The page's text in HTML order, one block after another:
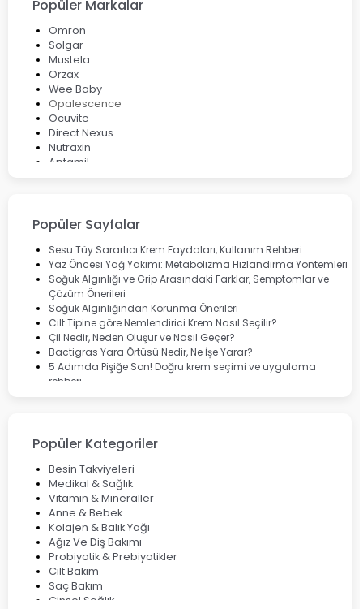
Popüler Markalar
Omron
Solgar
Mustela
Orzax
Wee Baby
Opalescence
Ocuvite
Direct Nexus
Nutraxin
Aptamil
Lansinoh
Cebrolux
Dermoskin
Marvis
Rcfarma
Popüler Sayfalar
Sesu Tüy Sarartıcı Krem Faydaları, Kullanım Rehberi
Yaz Öncesi Yağ Yakımı: Metabolizma Hızlandırma Yöntemleri
Soğuk Algınlığı ve Grip Arasındaki Farklar, Semptomlar ve
Çözüm Önerileri
Soğuk Algınlığından Korunma Önerileri
Cilt Tipine göre Nemlendirici Krem Nasıl Seçilir?
Çil Nedir, Neden Oluşur ve Nasıl Geçer?
Bactigras Yara Örtüsü Nedir, Ne İşe Yarar?
5 Adımda Pişiğe Son! Doğru krem seçimi ve uygulama
rehberi
Çözüm Yolları
Bocavirüs Enfeksiyonu Hakkında Bilmeniz Gerekenler
Deep Flex Topraklama Matı Nedir? Detaylı Rehber
Mumiyo Nedir? Faydaları ve Kullanım Alanları Nelerdir?
Popüler Kategoriler
Besin Takviyeleri
Medikal & Sağlık
Vitamin & Mineraller
Anne & Bebek
Kolajen & Balık Yağı
Ağız Ve Diş Bakımı
Probiyotik & Prebiyotikler
Cilt Bakım
Saç Bakım
Cinsel Sağlık